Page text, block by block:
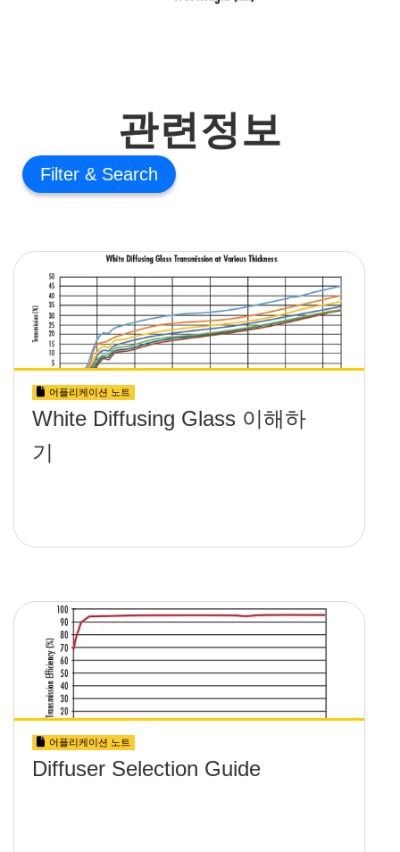
관련정보
Filter
어플리케이션 노트
White Diffusing Glass 이해하
기
어플리케이션 노트
Diffuser Selection Guide